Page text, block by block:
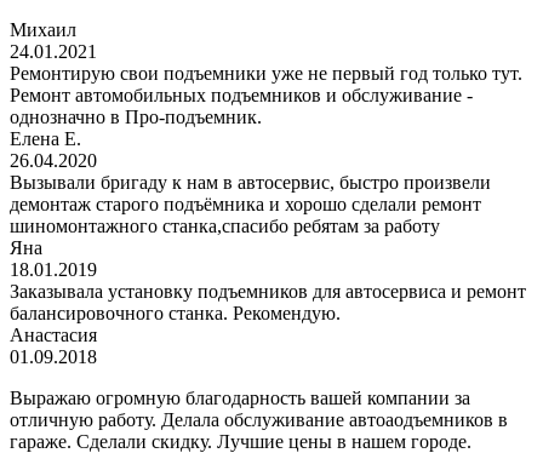
Михаил
24.01.2021
Ремонтирую свои подъемники уже не первый год только тут.
Ремонт автомобильных подъемников и обслуживание -
однозначно в Про-подъемник.
Елена Е.
26.04.2020
Вызывали бригаду к нам в автосервис, быстро произвели
демонтаж старого подъёмника и хорошо сделали ремонт
шиномонтажного станка,спасибо ребятам за работу
Яна
18.01.2019
Заказывала установку подъемников для автосервиса и ремонт
балансировочного станка. Рекомендую.
Анастасия
01.09.2018
Выражаю огромную благодарность вашей компании за
отличную работу. Делала обслуживание автоаодъемников в
гараже. Сделали скидку. Лучшие цены в нашем городе.